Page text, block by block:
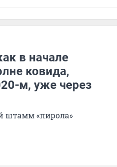
в начале
ковида,
м, уже через
штамм «пирола»